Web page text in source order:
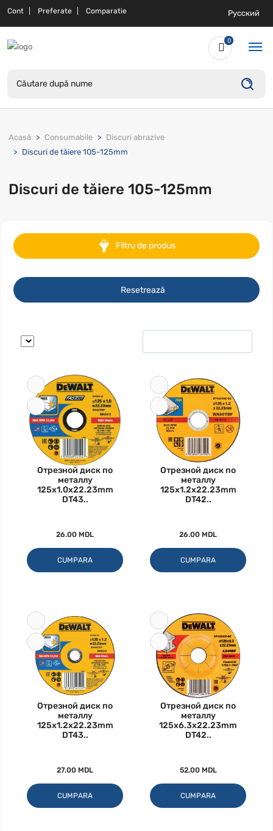
Cont Preferate Comparatie Русский
0
Acasă Consumabile
Discuri abrazive
Discuri de tăiere 105-125mm
Discuri de tăiere 105-125mm
Filtru de produs
Resetrează
Отрезной диск по
металлу
125x1.0x22.23mm
DT43..
26.00 MDL
CUMPARA
Отрезной диск по
металлу
125x1.2x22.23mm
DT42..
26.00 MDL
CUMPARA
Отрезной диск по
металлу
125x1.2x22.23mm
DT43..
27.00 MDL
CUMPARA
Отрезной диск по
металлу
125x6.3x22.23mm
DT42..
52.00 MDL
CUMPARA